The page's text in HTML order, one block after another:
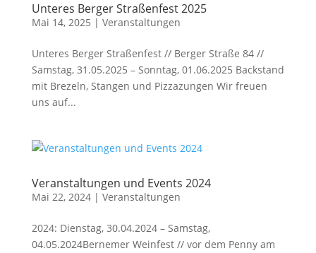
Unteres Berger Straßenfest 2025
Mai 14, 2025 | Veranstaltungen
Unteres Berger Straßenfest // Berger Straße 84 //
Samstag, 31.05.2025 – Sonntag, 01.06.2025 Backstand
mit Brezeln, Stangen und Pizzazungen Wir freuen
uns auf...
Veranstaltungen und Events 2024
Mai 22, 2024| Veranstaltungen
2024: Dienstag, 30.04.2024 – Samstag,
04.05.2024Bernemer Weinfest // vor dem Penny am